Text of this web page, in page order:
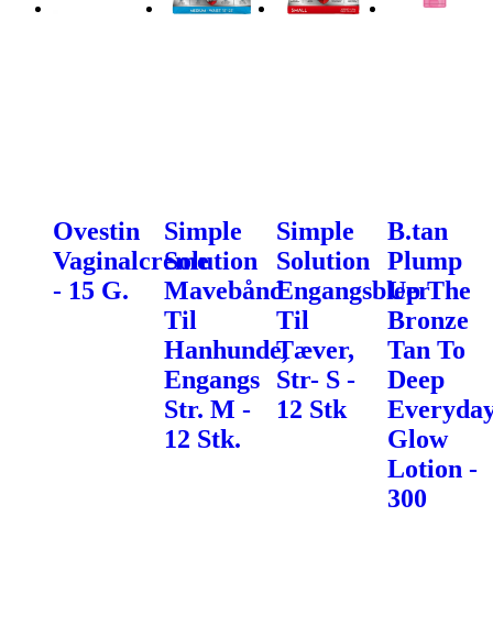
Ovestin
Vaginalcreme
- 15 G.
Simple
Solution
Mavebånd
Til
Hanhunde,
Engangs
Str. M -
12 Stk.
Simple
Solution
Engangsbleer
Til
Tæver,
Str- S -
12 Stk
B.tan
Plump
Up The
Bronze
Tan To
Deep
Glow
Lotion -
300